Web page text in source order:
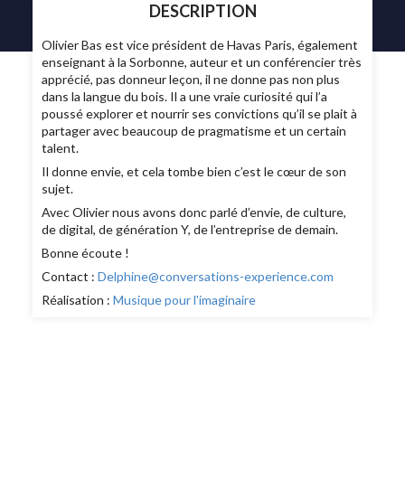
DESCRIPTION
Olivier Bas est vice président de Havas Paris, également
enseignant à la Sorbonne, auteur et un conférencier très
apprécié, pas donneur leçon, il ne donne pas non plus
dans la langue du bois. Il a une vraie curiosité qui l’a
poussé explorer et nourrir ses convictions qu’il se plait à
partager avec beaucoup de pragmatisme et un certain
talent.
Il donne envie, et cela tombe bien c’est le cœur de son
sujet.
Avec Olivier nous avons donc parlé d’envie, de culture,
de digital, de génération Y, de l’entreprise de demain.
Bonne écoute !
Contact :Delphine@conversations-experience.com
Réalisation :Musique pour l'imaginaire